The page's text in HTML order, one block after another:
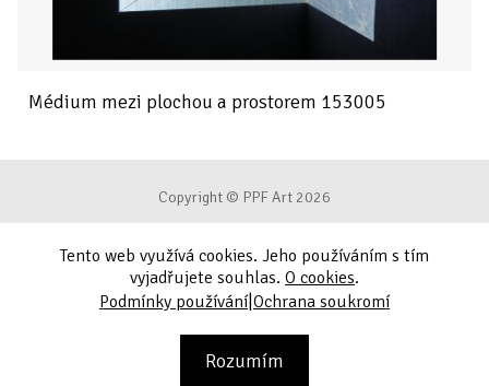
Médium mezi plochou a prostorem 153005
Copyright © PPF Art 2026
Podmínky používání
Ochrana soukromí
Tento web využívá cookies. Jeho používáním s tím
vyjadřujete souhlas. O cookies.
Podmínky používání|Ochrana soukromí
Rozumím